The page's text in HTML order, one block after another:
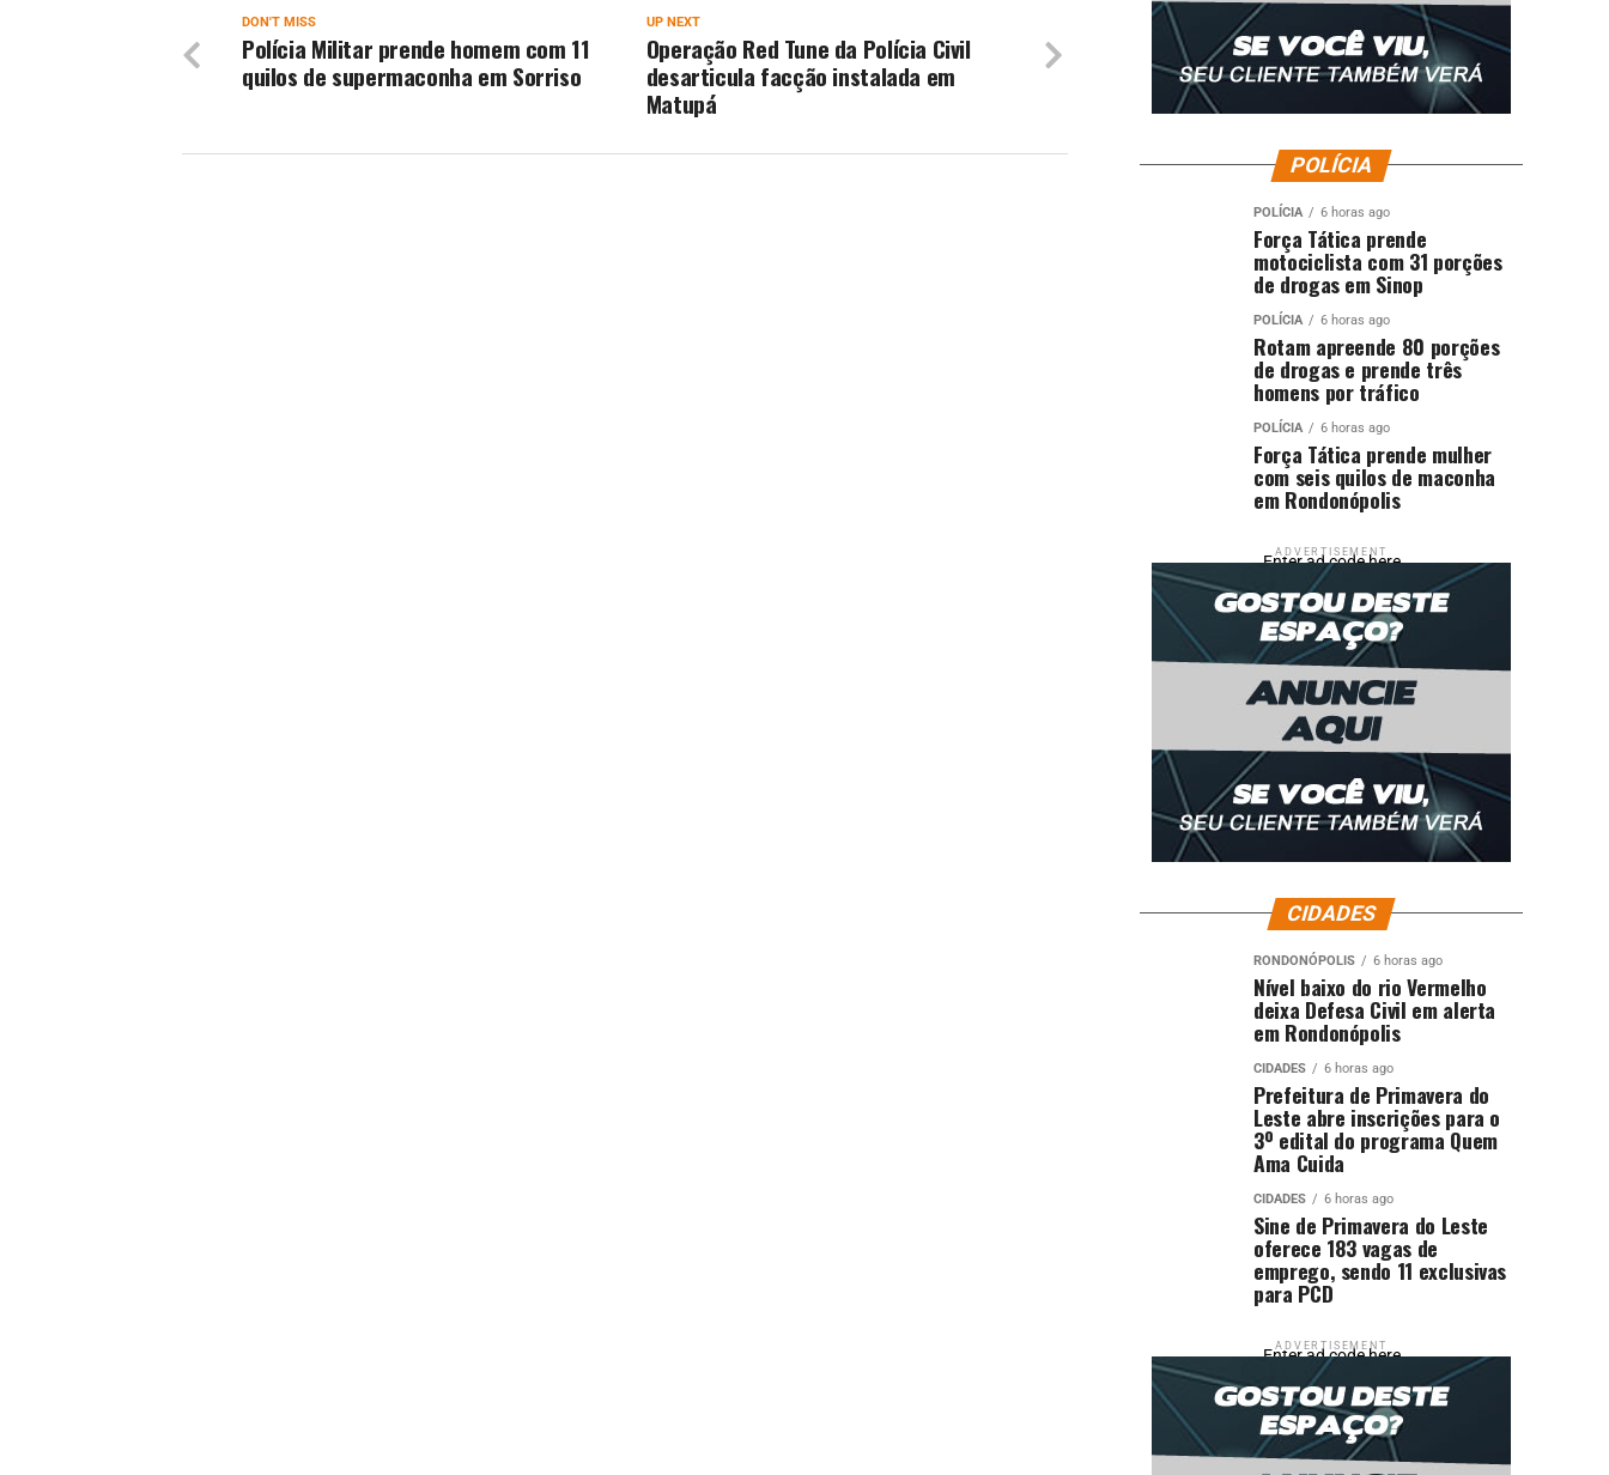
UP NEXT
Operação Red Tune da Polícia Civil
desarticula facção instalada em
Matupá
DON'T MISS
Polícia Militar prende homem com 11
quilos de supermaconha em Sorriso
POLÍCIA
POLÍCIA 6 horas ago
Força Tática prende
motociclista com 31 porções
de drogas em Sinop
POLÍCIA 6 horas ago
Rotam apreende 80 porções
de drogas e prende três
homens por tráfico
POLÍCIA 6 horas ago
Força Tática prende mulher
com seis quilos de maconha
em Rondonópolis
ADVERTISEMENT
Enter ad code here
CIDADES
RONDONÓPOLIS 6 horas ago
Nível baixo do rio Vermelho
deixa Defesa Civil em alerta
em Rondonópolis
CIDADES 6 horas ago
Prefeitura de Primavera do
Leste abre inscrições para o
3º edital do programa Quem
Ama Cuida
CIDADES 6 horas ago
Sine de Primavera do Leste
oferece 183 vagas de
emprego, sendo 11 exclusivas
para PCD
ADVERTISEMENT
Enter ad code here